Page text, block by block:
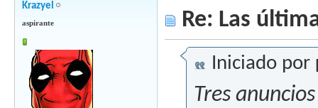
Krazyel
aspirante Re: Las
Iniciado por
Tres